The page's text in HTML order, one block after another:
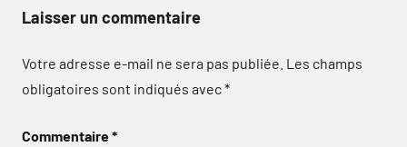
Laisser un commentaire
Votre adresse e-mail ne sera pas publiée. Les champs
obligatoires sont indiqués avec*
Commentaire*